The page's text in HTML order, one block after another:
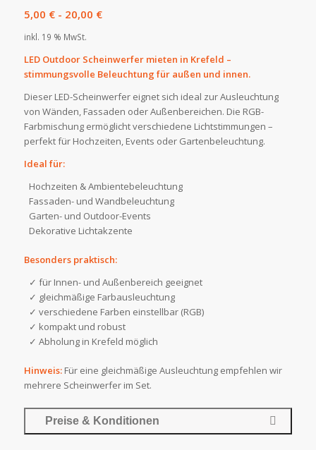
5,00 €- 20,00 €
inkl. 19 % MwSt.
LED Outdoor Scheinwerfer mieten in Krefeld –
stimmungsvolle Beleuchtung für außen und innen.
Dieser LED-Scheinwerfer eignet sich ideal zur Ausleuchtung
von Wänden, Fassaden oder Außenbereichen. Die RGB-
Farbmischung ermöglicht verschiedene Lichtstimmungen –
perfekt für Hochzeiten, Events oder Gartenbeleuchtung.
Ideal für:
Hochzeiten & Ambientebeleuchtung
Fassaden- und Wandbeleuchtung
Garten- und Outdoor-Events
Dekorative Lichtakzente
Besonders praktisch:
✓ für Innen- und Außenbereich geeignet
✓ gleichmäßige Farbausleuchtung
✓ verschiedene Farben einstellbar (RGB)
✓ kompakt und robust
✓ Abholung in Krefeld möglich
Hinweis:Für eine gleichmäßige Ausleuchtung empfehlen wir
mehrere Scheinwerfer im Set.
Preise & Konditionen